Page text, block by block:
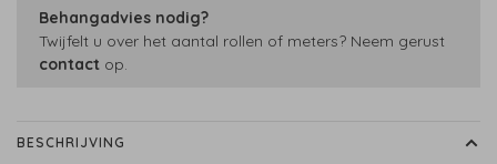
Behangadvies nodig?
Twijfelt u over het aantal rollen of meters? Neem gerust
contact op.
BESCHRIJVING